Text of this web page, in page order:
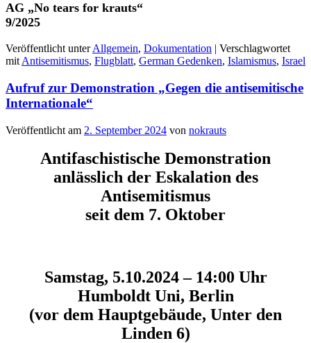
AG „No tears for krauts“
9/2025
Veröffentlicht unter Allgemein, Dokumentation | Verschlagwortet
mit Antisemitismus, Flugblatt, German Gedenken, Islamismus, Israel
Aufruf zur Demonstration „Gegen die antisemitische
Internationale“
Veröffentlicht am 2. September 2024 von nokrauts
Antifaschistische Demonstration
anlässlich der Eskalation des
Antisemitismus
seit dem 7. Oktober
Samstag, 5.10.2024 – 14:00 Uhr
Humboldt Uni, Berlin
(vor dem Hauptgebäude, Unter den
Linden 6)